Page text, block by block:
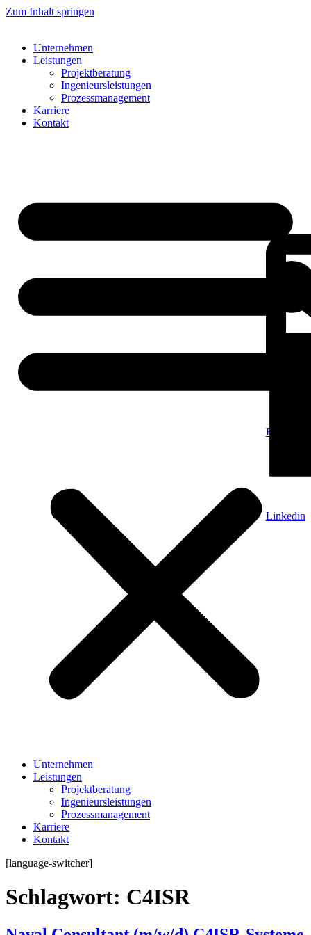
Zum Inhalt springen
Unternehmen
Leistungen
Projektberatung
Ingenieursleistungen
Prozessmanagement
Karriere
Kontakt
Unternehmen
Leistungen
Projektberatung
Ingenieursleistungen
Prozessmanagement
Karriere
Kontakt
[language-switcher]
Schlagwort: C4ISR
E-Mail
Linkedin